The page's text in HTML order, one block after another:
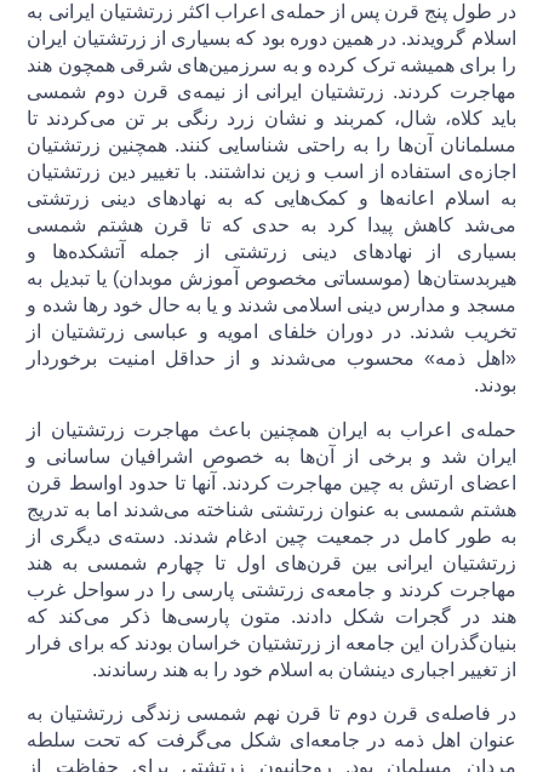
در طول پنج قرن پس از حمله‌ی اعراب اکثر زرتشتیان ایرانی به
اسلام گرویدند. در همین دوره بود که بسیاری از زرتشتیان ایران
را برای همیشه ترک کرده و به سرزمین‌های شرقی همچون هند
مهاجرت کردند. زرتشتیان ایرانی از نیمه‌ی قرن دوم شمسی
باید کلاه، شال، کمربند و نشان زرد رنگی بر تن می‌کردند تا
مسلمانان آن‌ها را به راحتی شناسایی کنند. همچنین زرتشتیان
اجازه‌ی استفاده از اسب و زین نداشتند. با تغییر دین زرتشتیان
به اسلام اعانه‌ها و کمک‌هایی که به نهادهای دینی زرتشتی
می‌شد کاهش پیدا کرد به حدی که تا قرن هشتم شمسی
بسیاری از نهادهای دینی زرتشتی از جمله آتشکده‌ها و
هیربدستان‌ها (موسساتی مخصوص آموزش موبدان) یا تبدیل به
مسجد و مدارس دینی اسلامی شدند و یا به حال خود رها شده و
تخریب شدند. در دوران خلفای امویه و عباسی زرتشتیان از
«اهل ذمه» محسوب می‌شدند و از حداقل امنیت برخوردار
بودند.
حمله‌ی اعراب به ایران همچنین باعث مهاجرت زرتشتیان از
ایران شد و برخی از آن‌ها به خصوص اشرافیان ساسانی و
اعضای ارتش به چین مهاجرت کردند. آنها تا حدود اواسط قرن
هشتم شمسی به عنوان زرتشتی شناخته می‌شدند اما به تدریج
به طور کامل در جمعیت چین ادغام شدند. دسته‌‌ی دیگری از
زرتشتیان ایرانی بین قرن‌های اول تا چهارم شمسی به هند
مهاجرت کردند و جامعه‌ی زرتشتی پارسی را در سواحل غرب
هند در گجرات شکل دادند. متون پارسی‌ها ذکر می‌کند که
بنیان‌گذران این جامعه از زرتشتیان خراسان بودند که برای فرار
از تغییر اجباری دینشان به اسلام خود را به هند رساندند.
در فاصله‌ی قرن دوم تا قرن نهم شمسی زندگی زرتشتیان به
عنوان اهل ذمه در جامعه‌ای شکل می‌گرفت که تحت سلطه
مردان مسلمان بود. روحانیون زرتشتی برای حفاظت از